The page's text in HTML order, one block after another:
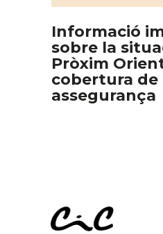
Informació
sobre la
Pròxim
cobertura de
assegurança